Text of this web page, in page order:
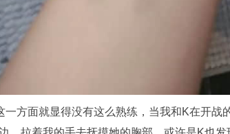
一方面就显得没有这么熟练，当我和K在开战